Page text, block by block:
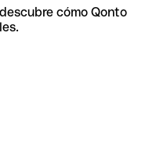
cómo Qonto